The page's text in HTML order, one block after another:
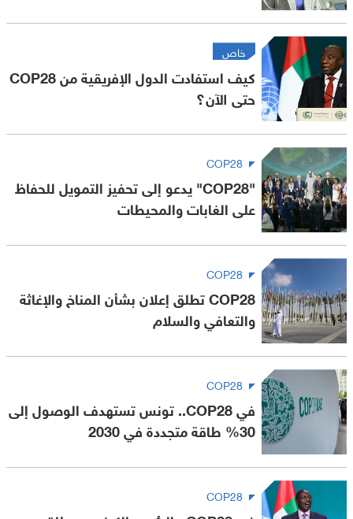
خاص
كيف استفادت الدول الإفريقية من COP28
حتى الآن؟
COP28
"COP28" يدعو إلى تحفيز التمويل للحفاظ
على الغابات والمحيطات
COP28
COP28 تطلق إعلان بشأن المناخ والإغاثة
والتعافي والسلام
COP28
في COP28.. تونس تستهدف الوصول إلى
30% طاقة متجددة في 2030
COP28